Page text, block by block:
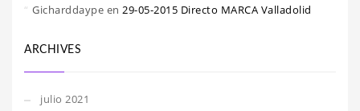
Gicharddaype en 29-05-2015 Directo MARCA Valladolid
ARCHIVES
julio 2021